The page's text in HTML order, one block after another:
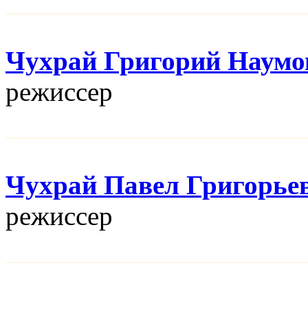
Чухрай Григорий
режисcер
Чухрай Павел
режисcер